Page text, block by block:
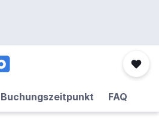
Buchungszeitpunkt FAQ